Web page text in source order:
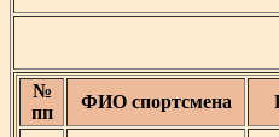
№
пп
ФИО спортсмена